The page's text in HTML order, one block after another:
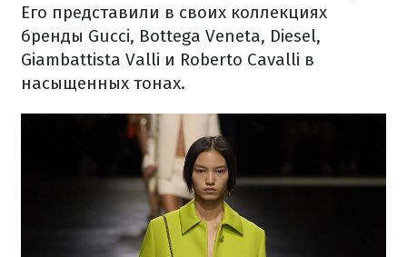
Его представили в своих коллекциях
бренды Gucci, Bottega Veneta, Diesel,
Giambattista Valli и Roberto Cavalli в
насыщенных тонах.